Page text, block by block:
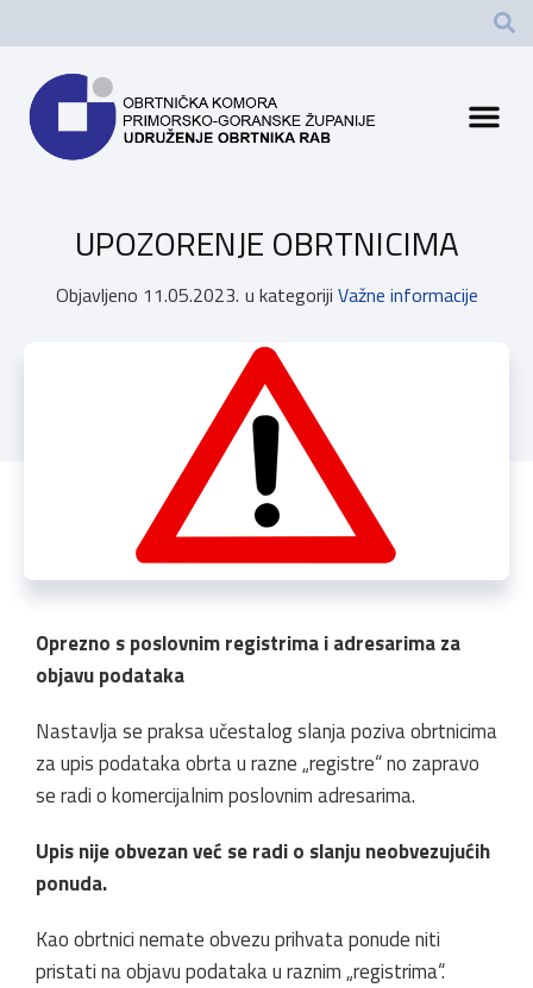
UPOZORENJE OBRTNICIMA
Objavljeno 11.05.2023. u kategoriji Važne informacije
Oprezno s poslovnim registrima i adresarima za
objavu podataka
Nastavlja se praksa učestalog slanja poziva obrtnicima
za upis podataka obrta u razne „registre“ no zapravo
se radi o komercijalnim poslovnim adresarima.
Upis nije obvezan već se radi o slanju neobvezujućih
ponuda.
Kao obrtnici nemate obvezu prihvata ponude niti
pristati na objavu podataka u raznim „registrima“.